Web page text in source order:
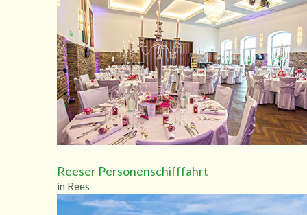
Reeser Personenschifffahrt
in Rees